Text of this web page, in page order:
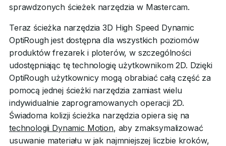
sprawdzonych ścieżek narzędzia w Mastercam.
Teraz ścieżka narzędzia 3D High Speed Dynamic
OptiRough jest dostępna dla wszystkich poziomów
produktów frezarek i ploterów, w szczególności
udostępniając tę technologię użytkownikom 2D. Dzięki
OptiRough użytkownicy mogą obrabiać całą część za
pomocą jednej ścieżki narzędzia zamiast wielu
indywidualnie zaprogramowanych operacji 2D.
Świadoma kolizji ścieżka narzędzia opiera się na
technologii Dynamic Motion, aby zmaksymalizować
usuwanie materiału w jak najmniejszej liczbie kroków,